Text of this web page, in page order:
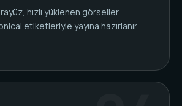
hızlı yüklenen görseller,
etiketleriyle yayına hazırlanır.